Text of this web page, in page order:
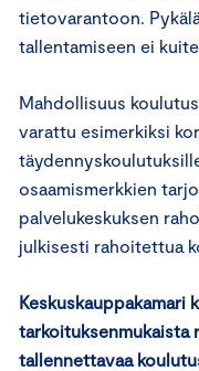
tietovarantoon.
tallentamiseen ei
Mahdollisuus
varattu esimerkiksi
osaamismerkkien
palvelukeskuksen
julkisesti rahoitettua
Keskuskauppakamari
tarkoituksenmukaista
tallennettavaa